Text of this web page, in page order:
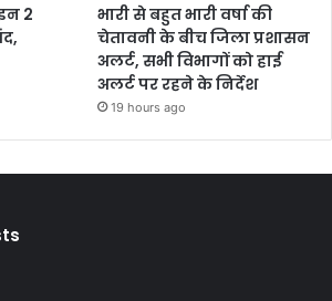
2
भारी से बहुत भारी वर्षा की
चेतावनी के बीच जिला प्रशासन
अलर्ट, सभी विभागों को हाई
अलर्ट पर रहने के निर्देश
19 hours ago